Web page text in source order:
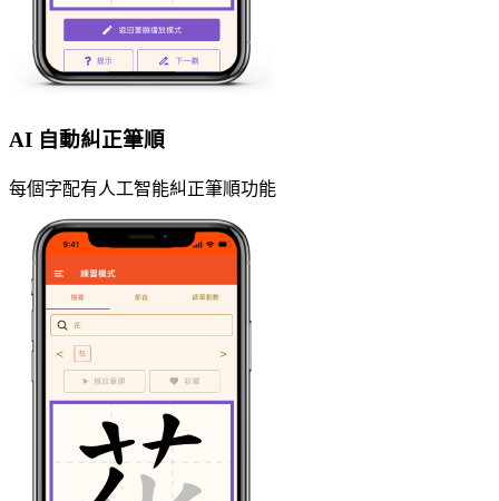
AI 自動糾正筆順
每個字配有人工智能糾正筆順功能